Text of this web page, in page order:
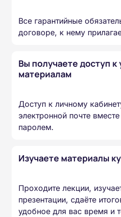
Все гарантийные
договоре, к нему
Вы получаете доступ
материалам
Доступ к личному
электронной почте
паролем.
Изучаете материалы
Проходите лекции,
презентации, сдаёте
удобное для вас время и